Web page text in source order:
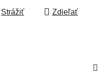
Strážiť Zdieľať